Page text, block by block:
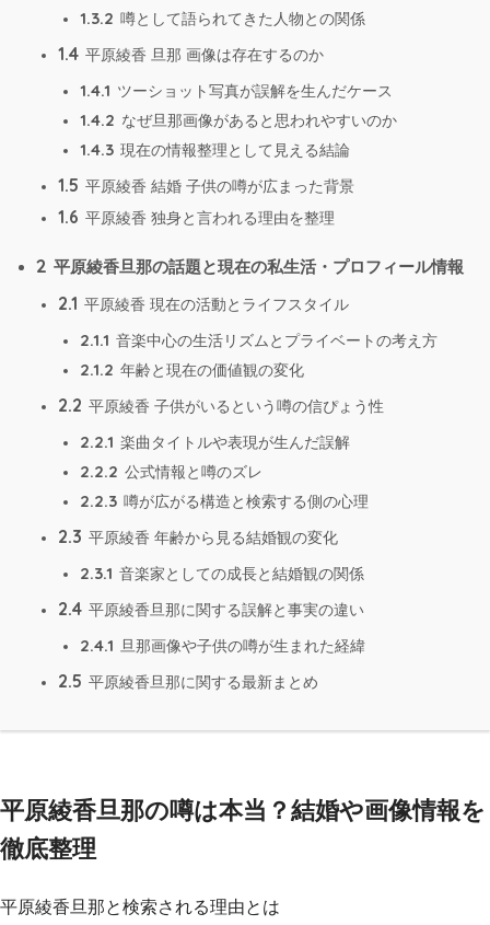
1.3.2 噂として語られてきた人物との関係
1.4 平原綾香 旦那 画像は存在するのか
1.4.1 ツーショット写真が誤解を生んだケース
1.4.2 なぜ旦那画像があると思われやすいのか
1.4.3 現在の情報整理として見える結論
1.5 平原綾香 結婚 子供の噂が広まった背景
1.6 平原綾香 独身と言われる理由を整理
2 平原綾香旦那の話題と現在の私生活・プロフィール情報
2.1 平原綾香 現在の活動とライフスタイル
2.1.1 音楽中心の生活リズムとプライベートの考え方
2.1.2 年齢と現在の価値観の変化
2.2 平原綾香 子供がいるという噂の信ぴょう性
2.2.1 楽曲タイトルや表現が生んだ誤解
2.2.2 公式情報と噂のズレ
2.2.3 噂が広がる構造と検索する側の心理
2.3 平原綾香 年齢から見る結婚観の変化
2.3.1 音楽家としての成長と結婚観の関係
2.4 平原綾香旦那に関する誤解と事実の違い
2.4.1 旦那画像や子供の噂が生まれた経緯
2.5 平原綾香旦那に関する最新まとめ
平原綾香旦那の噂は本当？結婚や画像情報を
徹底整理
平原綾香旦那と検索される理由とは